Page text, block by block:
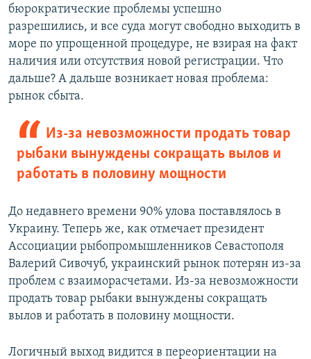
бюрократические проблемы успешно
разрешились, и все суда могут свободно выходить в
море по упрощенной процедуре, не взирая на факт
наличия или отсутствия новой регистрации. Что
дальше? А дальше возникает новая проблема:
рынок сбыта.
Из-за невозможности продать товар
рыбаки вынуждены сокращать вылов и
работать в половину мощности
До недавнего времени 90% улова поставлялось в
Украину. Теперь же, как отмечает президент
Ассоциации рыбопромышленников Севастополя
Валерий Сивочуб, украинский рынок потерян из-за
проблем с взаиморасчетами. Из-за невозможности
продать товар рыбаки вынуждены сокращать
вылов и работать в половину мощности.
Логичный выход видится в переориентации на